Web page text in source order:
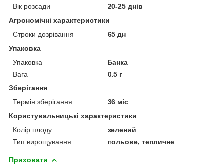
Вік розсади
20-25 днів
Агрономічні характеристики
Строки дозрівання
65 дн
Упаковка
Упаковка
Банка
Вага
0.5 г
Зберігання
Термін зберігання
36 міс
Користувальницькі характеристики
Колір плоду
зелений
Тип вирощування
польове, тепличне
Приховати